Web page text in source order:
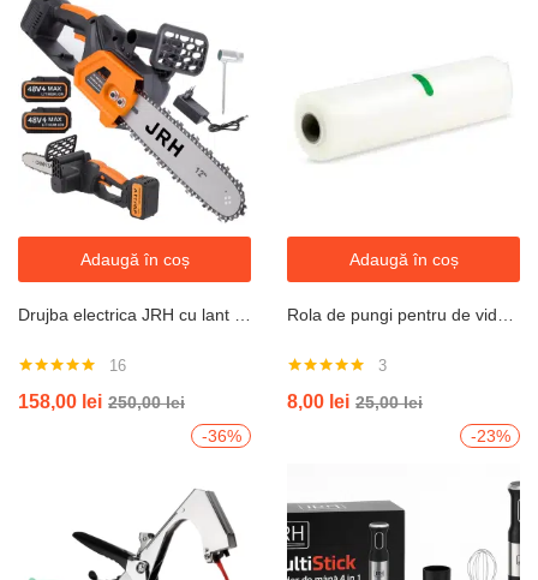
Adaugă în coș
4.94din 5
16
158,00 lei 250,00lei
Adaugă în coș
5.00din 5
3
8,00 lei 25,00lei
-36%
-23%